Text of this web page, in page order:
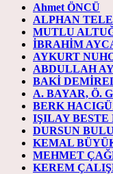
Ahmet ÖNCÜ
ALPHAN
MUTLU
İBRAHİM
AYKURT
ABDULLAH
BAKİ
A. BAYAR, Ö.
BERK
IŞILAY BESTE
DURSUN
KEMAL
MEHMET
KEREM